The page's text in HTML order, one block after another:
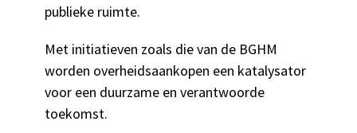
publieke ruimte.
Met initiatieven zoals die van de BGHM
worden overheidsaankopen een katalysator
voor een duurzame en verantwoorde
toekomst.